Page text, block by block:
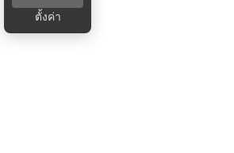
ตั้งค่า